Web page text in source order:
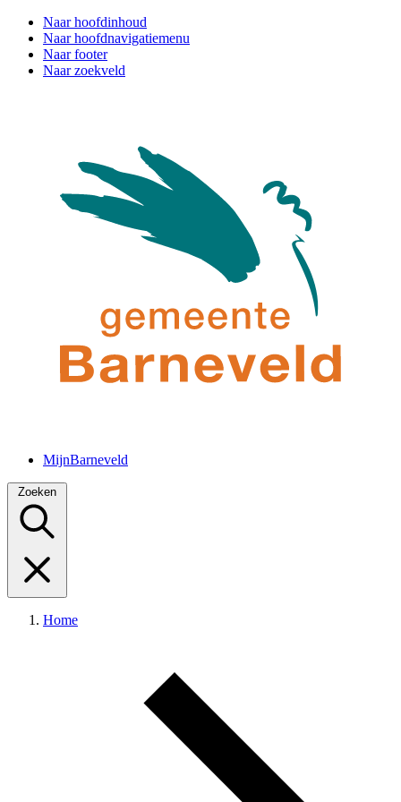
Naar hoofdinhoud
Naar hoofdnavigatiemenu
Naar footer
Naar zoekveld
MijnBarneveld
Zoeken
Home